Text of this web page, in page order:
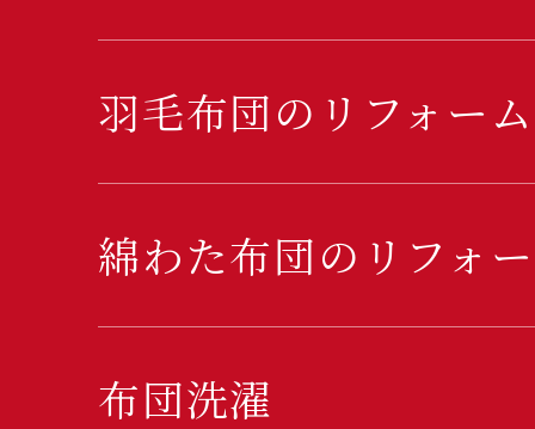
羽毛布団のリフォーム
綿わた布団のリフォ
布団洗濯